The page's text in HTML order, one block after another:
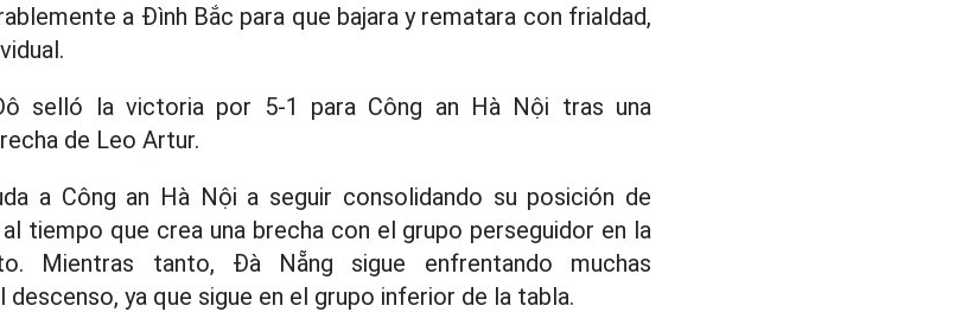
a Đình Bắc para que bajara y rematara con frialdad,
selló la victoria por 5-1 para Công an Hà Nội tras una
de Leo Artur.
a Công an Hà Nội a seguir consolidando su posición de
tiempo que crea una brecha con el grupo perseguidor en la
Mientras tanto, Đà Nẵng sigue enfrentando muchas
ya que sigue en el grupo inferior de la tabla.